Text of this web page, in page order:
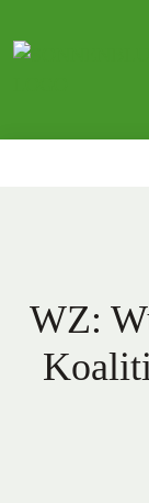
zum
WZ: